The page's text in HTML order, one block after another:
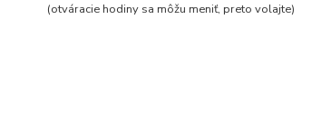
(otváracie hodiny sa môžu meniť, preto volajte)